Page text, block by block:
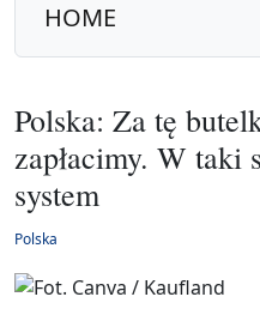
HOME
Polska: Za tę
zapłacimy. W taki
system
Polska